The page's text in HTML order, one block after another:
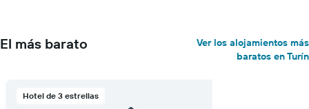
El más barato
Ver los alojamientos más
baratos en Turín
Hotel de 3 estrellas